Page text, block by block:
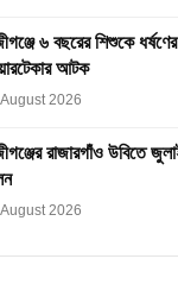
৬ বছরের শিশুকে
আটক
2026
রাজারগাঁও উবিতে
2026